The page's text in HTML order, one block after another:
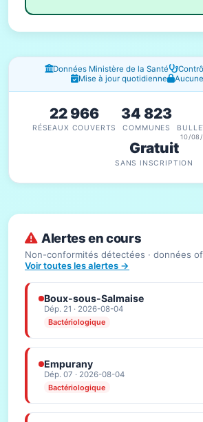
Fenêtres d'information
Données Ministère de la Santé
Mise à jour quotidienne
22 966
RÉSEAUX COUVERTS
34 823
COMMUNES
10/
Gratuit
SANS INSCRIPTION
Alertes en cours
Non-conformités détectées · données
Voir toutes les alertes →
Boux-sous-Salmaise
Dép. 21 · 2026-08-04
Bactériologique
Empurany
Dép. 07 · 2026-08-04
Bactériologique